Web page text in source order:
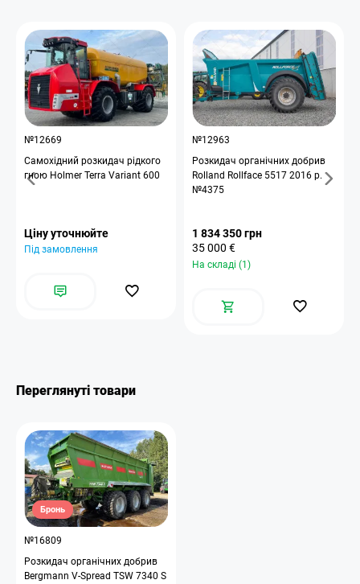
№12669
Самохідний розкидач рідкого
гною Holmer Terra Variant 600
Ціну уточнюйте
Під замовлення
№12963
Розкидач органічних добрив
Rolland Rollface 5517 2016 р.
№4375
1 834 350 грн
35 000 €
На складі (1)
Переглянуті товари
Бронь
№16809
Розкидач органічних добрив
Bergmann V-Spread TSW 7340 S